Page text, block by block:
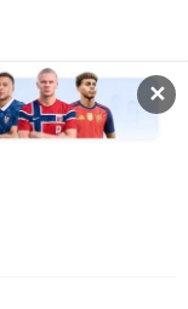
✕